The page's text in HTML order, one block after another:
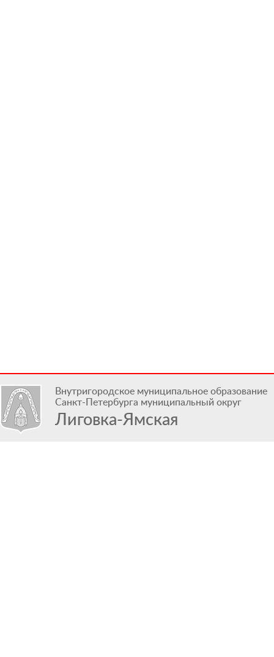
Внутригородское муниципальное образование
Санкт-Петербурга муниципальный округ
Лиговка-Ямская